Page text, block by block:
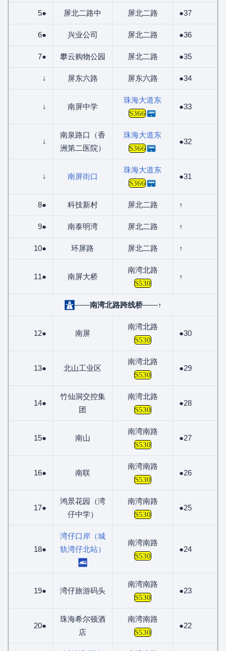
5● 屏北二路中 屏北二路 ●37
6● 兴业公司 屏北二路 ●36
7● 攀云购物公园 屏北二路 ●35
↓ 屏东六路 屏东六路 ●34
↓ 南屏中学
珠海大道东
S366
●33
↓
南泉路口（香
洲第二医院）
珠海大道东
S366
●32
↓ 南屏街口
珠海大道东
S366
●31
8● 科技新村 屏北二路 ↑
9● 南泰明湾 屏北二路 ↑
10● 环屏路 屏北二路 ↑
11● 南屏大桥
南湾北路
S530
↑
——南湾北路跨线桥——↑
12● 南屏
南湾北路
S530
●30
13● 北山工业区
南湾北路
S530
●29
14●
竹仙洞交控集
团
南湾北路
S530
●28
15● 南山
南湾南路
S530
●27
16● 南联
南湾南路
S530
●26
17●
鸿景花园（湾
仔中学）
南湾南路
S530
●25
18●
湾仔口岸（城
轨湾仔北站）
南湾南路
S530
●24
19● 湾仔旅游码头
南湾南路
S530
●23
20●
珠海希尔顿酒
店
南湾南路
S530
●22